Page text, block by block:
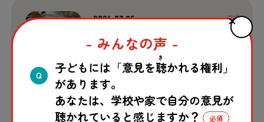
2026.07.25
ドネルケバブ【トルコ出
張記】
2026.07.24
- みんなの声 -
Q
子どもには「意見を聴
き
かれる権利」
があります。
あなたは、学校や家で自分の意見が
聴かれていると感じますか？